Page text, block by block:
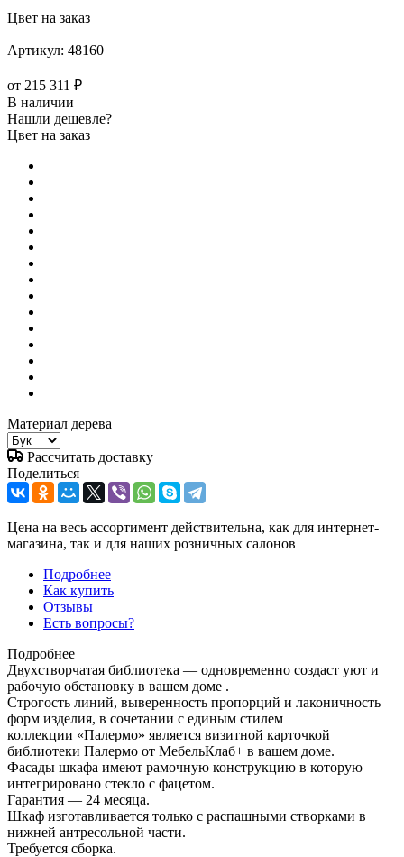
Цвет на заказ
Артикул: 48160
от 215 311 ₽
В наличии
Нашли дешевле?
Цвет на заказ
Материал дерева
Рассчитать доставку
Поделиться
Цена на весь ассортимент действительна, как для интернет-
магазина, так и для наших розничных салонов
Подробнее
Как купить
Отзывы
Есть вопросы?
Подробнее
Двухстворчатая библиотека — одновременно создаст уют и
рабочую обстановку в вашем доме .
Строгость линий, выверенность пропорций и лаконичность
форм изделия, в сочетании с единым стилем
коллекции «Палермо» является визитной карточкой
библиотеки Палермо от МебельКлаб+ в вашем доме.
Фасады шкафа имеют рамочную конструкцию в которую
интегрировано стекло с фацетом.
Гарантия — 24 месяца.
Шкаф изготавливается только с распашными створками в
нижней антресольной части.
Требуется сборка.